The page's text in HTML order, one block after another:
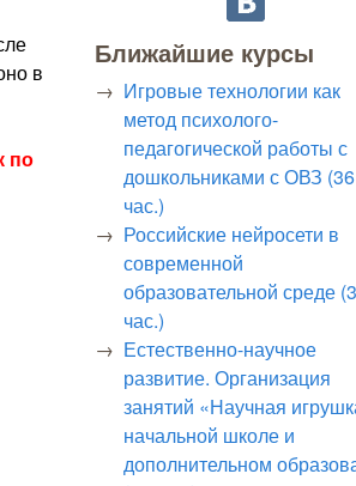
в
по
Ближайшие курсы
Игровые технологии как
метод психолого-
педагогической работы с
дошкольниками с ОВЗ (36
час.)
Российские нейросети в
современной
образовательной среде
час.)
Естественно-научное
развитие. Организация
занятий «Научная
начальной школе и
дополнительном